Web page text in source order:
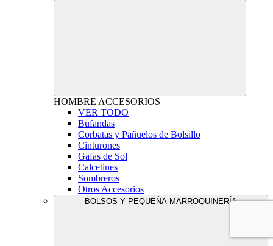
HOMBRE ACCESORIOS
VER TODO
Bufandas
Corbatas y Pañuelos de Bolsillo
Cinturones
Gafas de Sol
Calcetines
Sombreros
Otros Accesorios
BOLSOS Y PEQUEÑA MARROQUINERÍA